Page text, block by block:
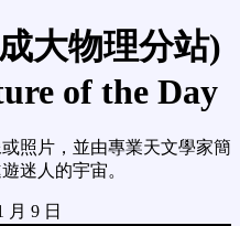
大物理分站)
of the Day
照片，並由專業天文學家簡
迷人的宇宙。
月 9 日